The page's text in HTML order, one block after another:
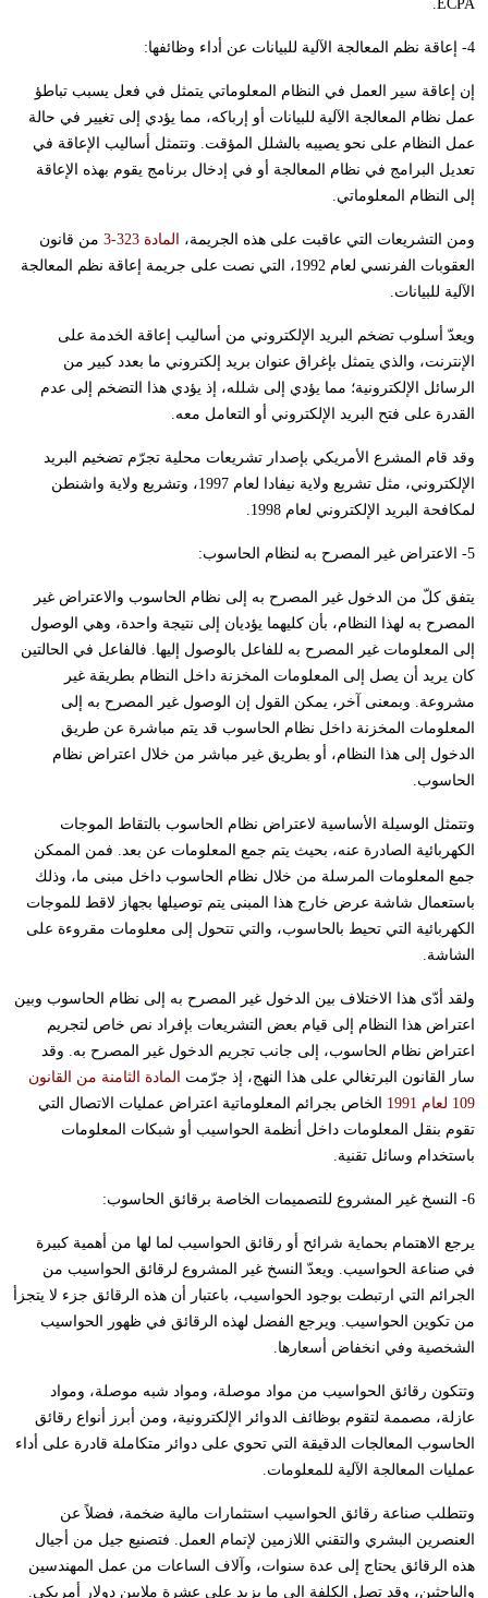
ECPA
.
4- إعاقة نظم المعالجة الآلية للبيانات عن أداء وظائفها:
إن إعاقة سير العمل في النظام المعلوماتي يتمثل في فعل يسبب تباطؤ
عمل نظام المعالجة الآلية للبيانات أو إرباكه، مما يؤدي إلى تغيير في حالة
عمل النظام على نحو يصيبه بالشلل المؤقت. وتتمثل أساليب الإعاقة في
تعديل البرامج في نظام المعالجة أو في إدخال برنامج يقوم بهذه الإعاقة
إلى النظام المعلوماتي.
ومن التشريعات التي عاقبت على هذه الجريمة، المادة 323-3
من قانون
العقوبات الفرنسي لعام 1992، التي نصت على جريمة إعاقة نظم المعالجة
الآلية للبيانات.
ويعدّ أسلوب تضخم البريد الإلكتروني من أساليب إعاقة الخدمة على
الإنترنت، والذي يتمثل بإغراق عنوان بريد إلكتروني ما بعدد كبير من
الرسائل الإلكترونية؛ مما يؤدي إلى شلله، إذ يؤدي هذا التضخم إلى عدم
القدرة على فتح البريد الإلكتروني أو التعامل معه.
وقد قام المشرع الأمريكي بإصدار تشريعات محلية تجرّم تضخيم البريد
الإلكتروني، مثل تشريع ولاية نيفادا لعام 1997، وتشريع ولاية واشنطن
لمكافحة البريد الإلكتروني لعام 1998.
5- الاعتراض غير المصرح به لنظام الحاسوب:
يتفق كلّ من الدخول غير المصرح به إلى نظام الحاسوب والاعتراض غير
المصرح به لهذا النظام، بأن كليهما يؤديان إلى نتيجة واحدة، وهي الوصول
إلى المعلومات غير المصرح به للفاعل بالوصول إليها. فالفاعل في الحالتين
كان يريد أن يصل إلى المعلومات المخزنة داخل النظام بطريقة غير
مشروعة. وبمعنى آخر، يمكن القول إن الوصول غير المصرح به إلى
المعلومات المخزنة داخل نظام الحاسوب قد يتم مباشرة عن طريق
الدخول إلى هذا النظام، أو بطريق غير مباشر من خلال اعتراض نظام
الحاسوب.
وتتمثل الوسيلة الأساسية لاعتراض نظام الحاسوب بالتقاط الموجات
الكهربائية الصادرة عنه، بحيث يتم جمع المعلومات عن بعد. فمن الممكن
جمع المعلومات المرسلة من خلال نظام الحاسوب داخل مبنى ما، وذلك
باستعمال شاشة عرض خارج هذا المبنى يتم توصيلها بجهاز لاقط للموجات
الكهربائية التي تحيط بالحاسوب، والتي تتحول إلى معلومات مقروءة على
الشاشة.
ولقد أدّى هذا الاختلاف بين الدخول غير المصرح به إلى نظام الحاسوب وبين
اعتراض هذا النظام إلى قيام بعض التشريعات بإفراد نص خاص لتجريم
اعتراض نظام الحاسوب، إلى جانب تجريم الدخول غير المصرح به. وقد
سار القانون البرتغالي على هذا النهج، إذ جرّمت
المادة الثامنة من القانون
109 لعام 1991
الخاص بجرائم المعلوماتية اعتراض عمليات الاتصال التي
تقوم بنقل المعلومات داخل أنظمة الحواسيب أو شبكات المعلومات
باستخدام وسائل تقنية.
6- النسخ غير المشروع للتصميمات الخاصة برقائق الحاسوب:
يرجع الاهتمام بحماية شرائح أو رقائق الحواسيب لما لها من أهمية كبيرة
في صناعة الحواسيب. ويعدّ النسخ غير المشروع لرقائق الحواسيب من
الجرائم التي ارتبطت بوجود الحواسيب، باعتبار أن هذه الرقائق جزء لا يتجزأ
من تكوين الحواسيب. ويرجع الفضل لهذه الرقائق في ظهور الحواسيب
الشخصية وفي انخفاض أسعارها.
وتتكون رقائق الحواسيب من مواد موصلة، ومواد شبه موصلة، ومواد
عازلة، مصممة لتقوم بوظائف الدوائر الإلكترونية، ومن أبرز أنواع رقائق
الحاسوب المعالجات الدقيقة التي تحوي على دوائر متكاملة قادرة على أداء
عمليات المعالجة الآلية للمعلومات.
وتتطلب صناعة رقائق الحواسيب استثمارات مالية ضخمة، فضلاً عن
العنصرين البشري والتقني اللازمين لإتمام العمل. فتصنيع جيل من أجيال
هذه الرقائق يحتاج إلى عدة سنوات، وآلاف الساعات من عمل المهندسين
والباحثين، وقد تصل الكلفة إلى ما يزيد على عشرة ملايين دولار أمريكي.